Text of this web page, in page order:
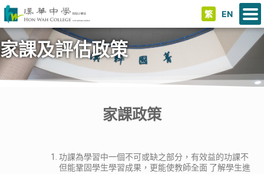
繁 EN
家課及評估政策
家課政策
功課為學習中一個不可或缺之部分，有效益的功課不
但能鞏固學生學習成果，更能使教師全面 了解學生進